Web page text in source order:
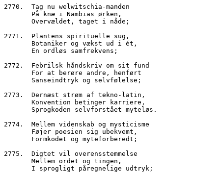
2770.  Tag nu welwitschia-manden
       På knæ i Nambias ørken,
       Overvældet, taget i nåde;
2771.  Plantens spirituelle sug,
       Botaniker og vækst ud i ét,
       En ordløs samfrekvens;
2772.  Febrilsk håndskriv om sit fund
       For at berøre andre, henført
       Sanseindtryk og selvfølelse;
2773.  Dernæst strøm af tekno-latin,
       Konvention betinger karriere,
       Sprogkoden selvforstået myteløs.
2774.  Mellem videnskab og mysticisme
       Føjer poesien sig ubekvemt,
       Formkodet og myteforberedt;
2775.  Digtet vil overensstemmelse
       Mellem ordet og tingen,
       I sprogligt påregnelige udtryk;